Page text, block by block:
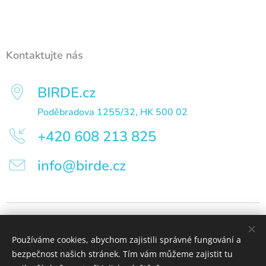
Kontaktujte nás
BIRDE.cz
Poděbradova 1255/32, HK 500 02
+420 608 213 825
info@birde.cz
Elektroinstalace, rekonstrukce elektroinstalací, novostavby, nabíjení
elektromobilů, designová svítidla a pohotovostní elektro servis.
Hradec Králové a okolí.
Používáme cookies, abychom zajistili správné fungování a
bezpečnost našich stránek. Tím vám můžeme zajistit tu